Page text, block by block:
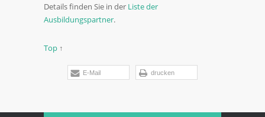
Details finden Sie in der Liste der
Ausbildungspartner.
Top ↑
E-Mail drucken